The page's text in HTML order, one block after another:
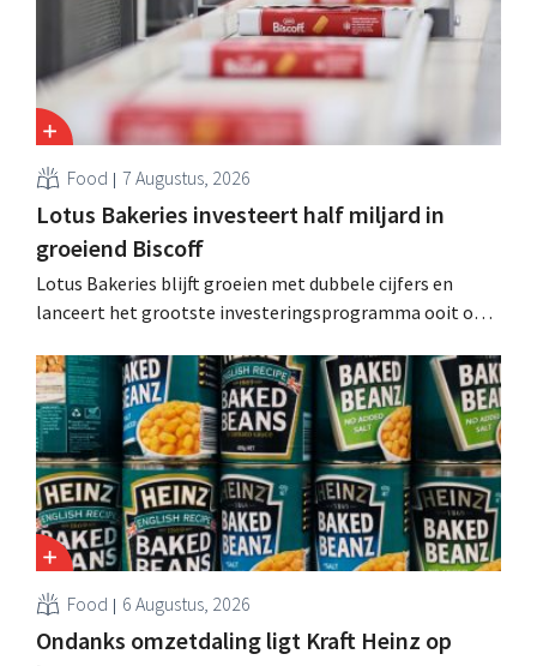
Food 7 Augustus, 2026
Lotus Bakeries investeert half miljard in
groeiend Biscoff
Lotus Bakeries blijft groeien met dubbele cijfers en
lanceert het grootste investeringsprogramma ooit om
moeten dit momentum grijpen”.
Food 6 Augustus, 2026
Ondanks omzetdaling ligt Kraft Heinz op